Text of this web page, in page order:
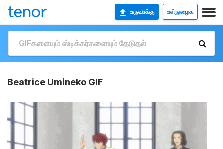
உருவாக்கு உள்நுழைக
Beatrice Umineko GIF